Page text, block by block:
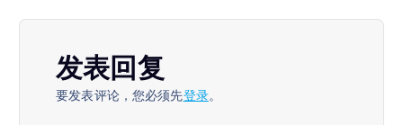
发表回复
要发表评论，您必须先登录。